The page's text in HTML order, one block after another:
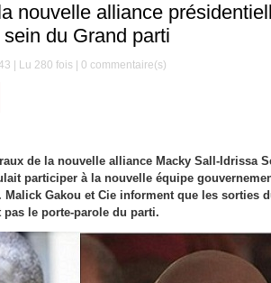
nouvelle alliance
du Grand parti
| Lu 280 fois | 0 commentaire(s)
de la nouvelle alliance Macky Sall-Idrissa
participer à la nouvelle équipe
Malick Gakou et Cie informent que les sorties
pas le porte-parole du parti.